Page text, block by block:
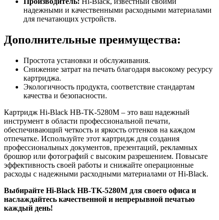
надежными и качественными расходными материалами
для печатающих устройств.
Дополнительные преимущества:
Простота установки и обслуживания.
Снижение затрат на печать благодаря высокому ресурсу
картриджа.
Экологичность продукта, соответствие стандартам
качества и безопасности.
Картридж Hi-Black HB-TK-5280M – это ваш надежный
инструмент в области профессиональной печати,
обеспечивающий четкость и яркость оттенков на каждом
отпечатке. Используйте этот картридж для создания
профессиональных документов, презентаций, рекламных
брошюр или фотографий с высоким разрешением. Повысьте
эффективность своей работы и снижайте операционные
расходы с надежными расходными материалами от Hi-Black.
Выбирайте Hi-Black HB-TK-5280M для своего офиса и
наслаждайтесь качественной и непрерывной печатью
каждый день!